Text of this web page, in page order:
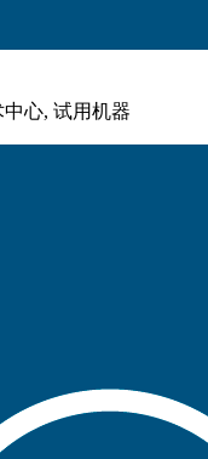
心, 试用机器